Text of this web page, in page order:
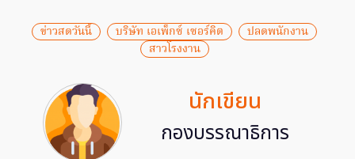
ข่าวสดวันนี้ บริษัท เอเพ็กซ์ เซอร์คิต
ปลดพนักงาน
สาวโรงงาน
นักเขียน
กองบรรณาธิการ